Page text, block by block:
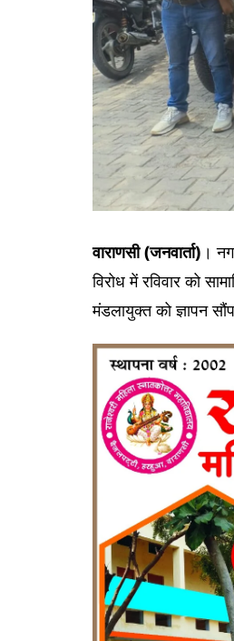
वाराणसी (जनवार्ता) ।
विरोध में रविवार को
मंडलायुक्त को ज्ञापन